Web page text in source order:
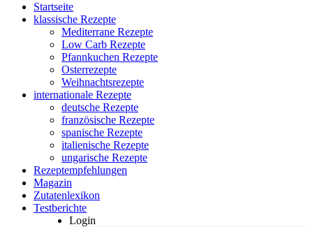
Startseite
klassische Rezepte
Mediterrane Rezepte
Low Carb Rezepte
Pfannkuchen Rezepte
Osterrezepte
Weihnachtsrezepte
internationale Rezepte
deutsche Rezepte
französische Rezepte
spanische Rezepte
italienische Rezepte
ungarische Rezepte
Rezeptempfehlungen
Magazin
Zutatenlexikon
Testberichte
Login